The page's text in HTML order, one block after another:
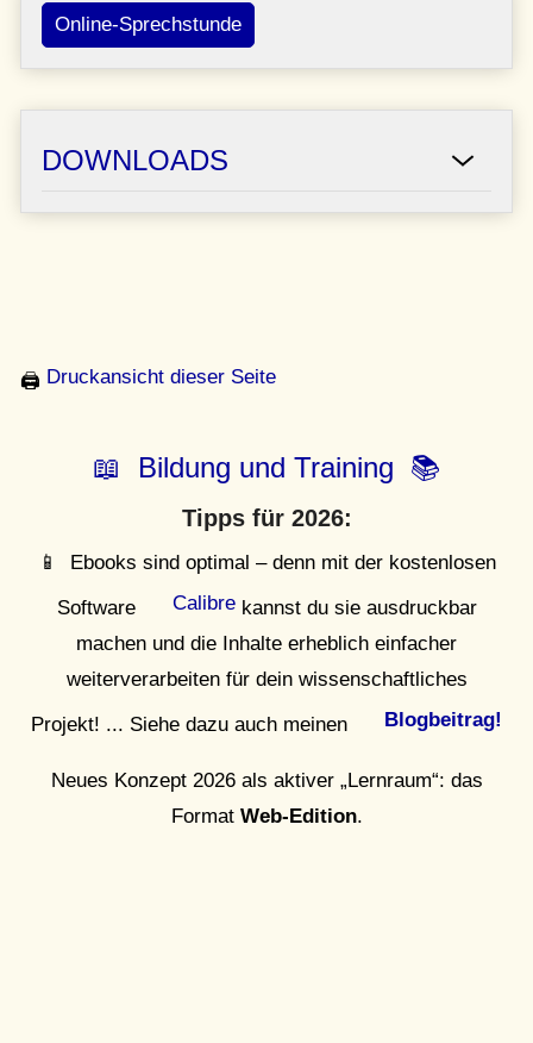
Online-Sprechstunde
DOWNLOADS
🖨 Druckansicht dieser Seite
📖 Bildung und Training 📚
Tipps für 2026:
📱 Ebooks sind optimal – denn mit der kostenlosen
Software
Calibrekannst du sie ausdruckbar
machen und die Inhalte erheblich einfacher
weiterverarbeiten für dein wissenschaftliches
Projekt! ... Siehe dazu auch meinen
Blogbeitrag!
Neues Konzept 2026 als aktiver „Lernraum“: das
Format Web-Edition.